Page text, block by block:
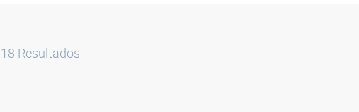
18 Resultados